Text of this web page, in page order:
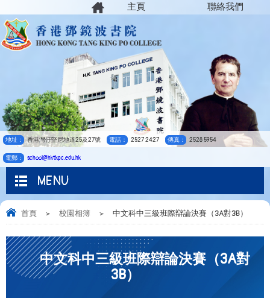
地址： 香港灣仔堅尼地道25及27號 電話： 2527 2427 傳真： 2528 5954
電郵： school@hktkpc.edu.hk
聯絡我們
主頁
MENU
首頁 > 校園相簿 > 中文科中三級班際辯論決賽（3A對3B）
中文科中三級班際辯論決賽（3A對
3B）